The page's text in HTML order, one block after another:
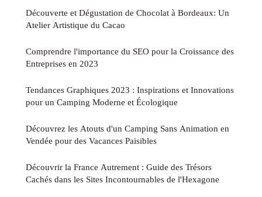
Découverte et Dégustation de Chocolat à Bordeaux: Un
Atelier Artistique du Cacao
Comprendre l'importance du SEO pour la Croissance des
Entreprises en 2023
Tendances Graphiques 2023 : Inspirations et Innovations
pour un Camping Moderne et Écologique
Découvrez les Atouts d'un Camping Sans Animation en
Vendée pour des Vacances Paisibles
Découvrir la France Autrement : Guide des Trésors
Cachés dans les Sites Incontournables de l'Hexagone